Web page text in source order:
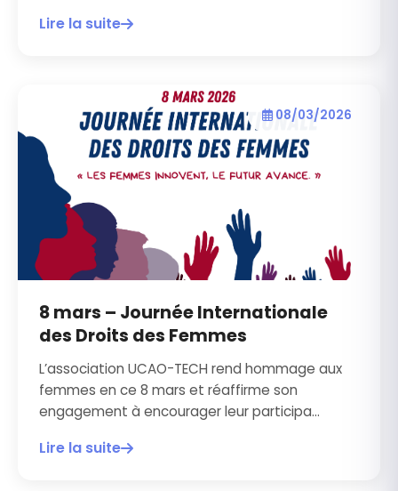
Lire la suite
08/03/2026
8 mars – Journée Internationale
des Droits des Femmes
L’association UCAO-TECH rend hommage aux
femmes en ce 8 mars et réaffirme son
engagement à encourager leur participa...
Lire la suite